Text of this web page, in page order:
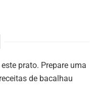
prato. Prepare uma
de bacalhau